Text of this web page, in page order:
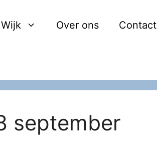
Over ons Contact
september